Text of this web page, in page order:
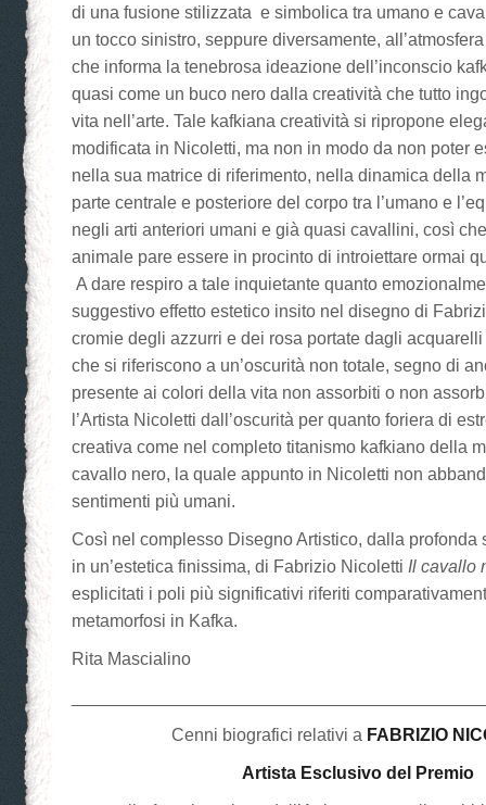
di una fusione stilizzata e simbolica tra umano e
un tocco sinistro, seppure diversamente,
che informa la tenebrosa ideazione dell’inconscio
quasi come un buco nero dalla creatività che tutto
vita nell’arte. Tale kafkiana creatività si ripropone
modificata in Nicoletti, ma non in modo da non poter
nella sua matrice di riferimento, nella dinamica della
parte centrale e posteriore del corpo tra l’umano e
negli arti anteriori umani e già quasi cavallini, così
animale pare essere in procinto di introiettare ormai
A dare respiro a tale inquietante quanto
suggestivo effetto estetico insito nel disegno di
cromie degli azzurri e dei rosa portate dagli
che si riferiscono a un’oscurità non totale, segno di
presente ai colori della vita non assorbiti o non
l’Artista Nicoletti dall’oscurità per quanto foriera di
creativa come nel completo titanismo kafkiano della
cavallo nero, la quale appunto in Nicoletti non
sentimenti più umani.
Così nel complesso Disegno Artistico, dalla profonda
in un’estetica finissima, di Fabrizio Nicoletti Il cavallo
esplicitati i poli più significativi riferiti
metamorfosi in Kafka.
Rita Mascialino
Cenni biografici relativi a FABRIZIO
Artista Esclusivo del Premio